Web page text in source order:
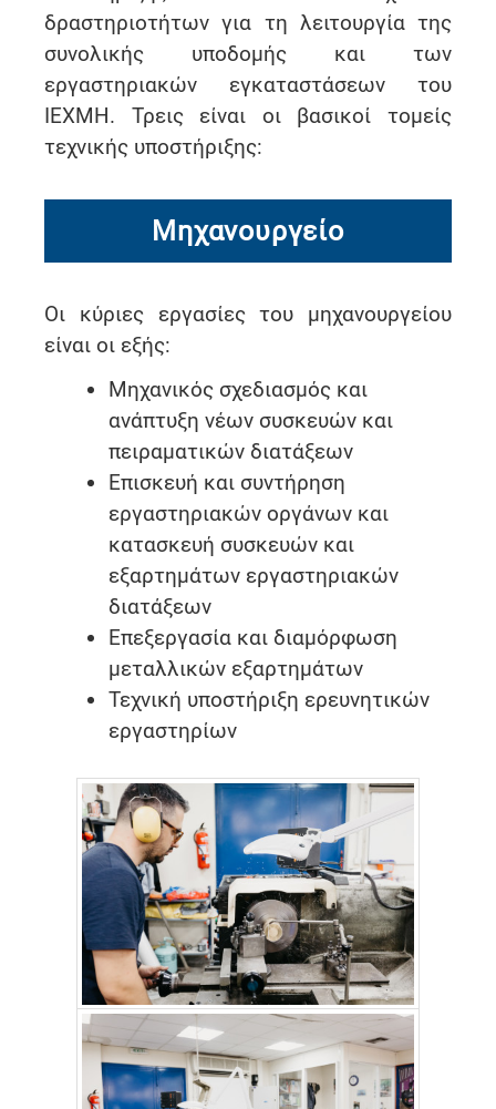
δραστηριοτήτων για τη λειτουργία της
συνολικής υποδομής και των
εργαστηριακών εγκαταστάσεων του
ΙΕΧΜΗ. Τρεις είναι οι βασικοί τομείς
τεχνικής υποστήριξης:
Μηχανουργείο
Οι κύριες εργασίες του μηχανουργείου
είναι οι εξής:
Μηχανικός σχεδιασμός και
ανάπτυξη νέων συσκευών και
πειραματικών διατάξεων
Επισκευή και συντήρηση
εργαστηριακών οργάνων και
κατασκευή συσκευών και
εξαρτημάτων εργαστηριακών
διατάξεων
Επεξεργασία και διαμόρφωση
μεταλλικών εξαρτημάτων
Τεχνική υποστήριξη ερευνητικών
εργαστηρίων